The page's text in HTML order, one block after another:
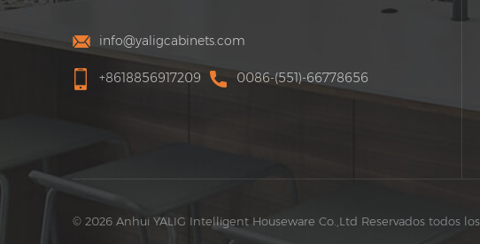
info@yaligcabinets.com
+8618856917209 0086-(551)-66778656
© 2026 Anhui YALIG Intelligent Houseware Co.,Ltd Reservados todos